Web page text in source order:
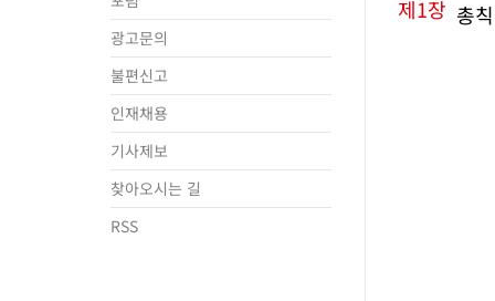
광고문의
불편신고
인재채용
기사제보
찾아오시는 길
RSS
제1장 총칙